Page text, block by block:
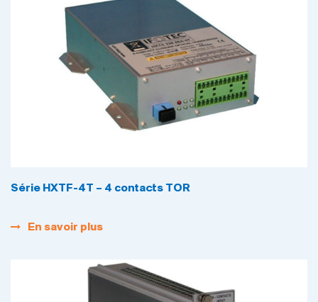
Série HXTF-4T – 4 contacts TOR
En savoir plus